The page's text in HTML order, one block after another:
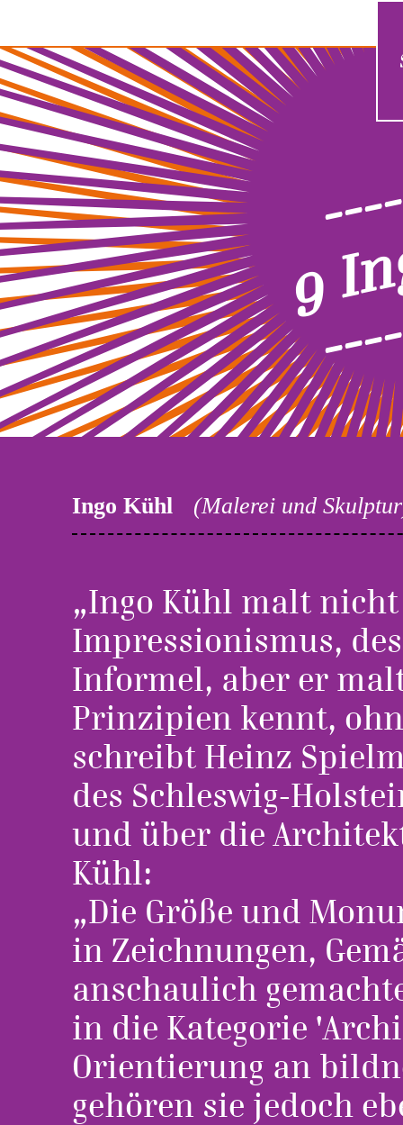
9
Ingo Kühl (Malerei und
„Ingo Kühl malt
Impressionismus,
Informel, aber er
Prinzipien kennt,
schreibt Heinz
des Schleswig-
und über die
Kühl:
„Die Größe und
in Zeichnungen,
anschaulich
in die Kategorie
Orientierung an
gehören sie jedoch